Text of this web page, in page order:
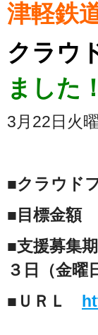
津軽鉄
クラウ
ました！
3月22日火
■クラウド
■目標金額
■支援募集
３日（金曜
■ＵＲＬ